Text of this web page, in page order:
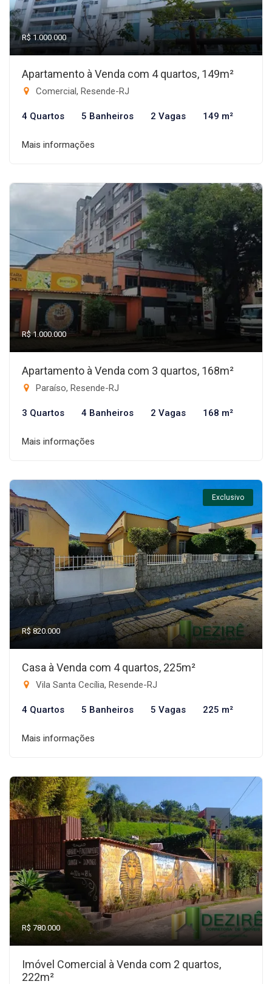
R$ 1.000.000
Apartamento à Venda com 4 quartos, 149m²
Comercial, Resende-RJ
4 Quartos 5 Banheiros 2 Vagas 149 m²
Mais informações
R$ 1.000.000
Apartamento à Venda com 3 quartos, 168m²
Paraíso, Resende-RJ
3 Quartos 4 Banheiros 2 Vagas 168 m²
Mais informações
Exclusivo
R$ 820.000
Casa à Venda com 4 quartos, 225m²
Vila Santa Cecília, Resende-RJ
4 Quartos 5 Banheiros 5 Vagas 225 m²
Mais informações
R$ 780.000
Imóvel Comercial à Venda com 2 quartos,
222m²